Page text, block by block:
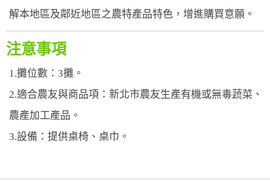
解本地區及鄰近地區之農特產品特色，增進購買意願。
注意事項
1.攤位數：3攤。
2.適合農友與商品項：新北市農友生產有機或無毒蔬菜、
農產加工產品。
3.設備：提供桌椅、桌巾。